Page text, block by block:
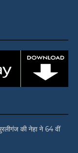
की नेहा ने 64 वीं